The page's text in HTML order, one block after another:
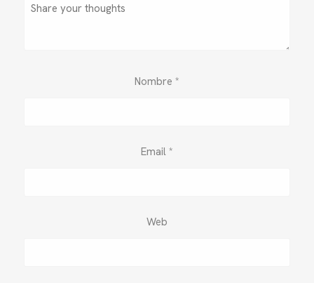
BLOG
Nombre *
Email *
Web